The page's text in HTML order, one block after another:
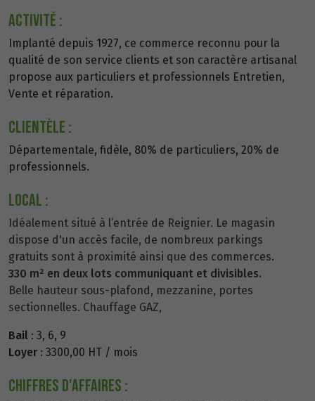
Activité :
Implanté depuis 1927, ce commerce reconnu pour la
qualité de son service clients et son caractère artisanal
propose aux particuliers et professionnels Entretien,
Vente et réparation.
Clientèle :
Départementale, fidèle, 80% de particuliers, 20% de
professionnels.
Local :
Idéalement situé à l’entrée de Reignier. Le magasin
dispose d'un accès facile, de nombreux parkings
gratuits sont à proximité ainsi que des commerces.
330 m² en deux lots communiquant et divisibles.
Belle hauteur sous-plafond, mezzanine, portes
sectionnelles. Chauffage GAZ,
Bail : 3, 6, 9
Loyer : 3300,00 HT / mois
Chiffres d'affaires :